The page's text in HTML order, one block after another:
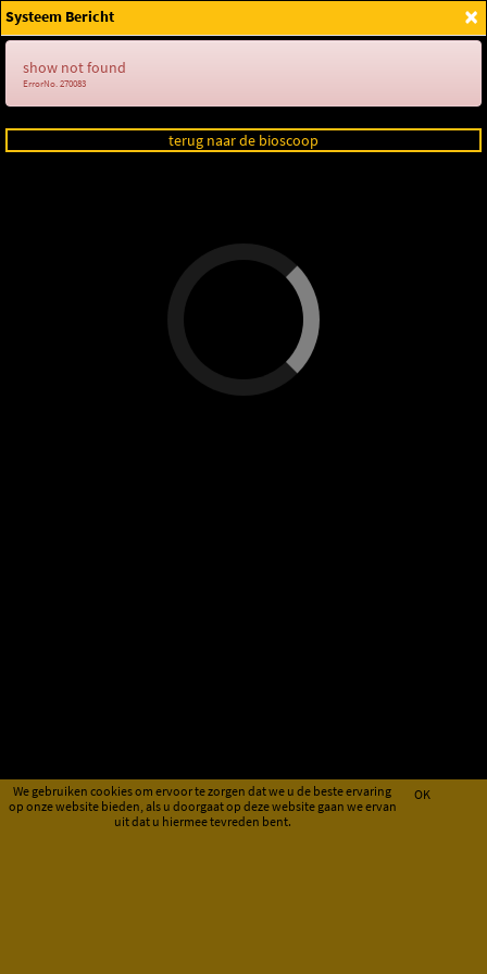
Login
We gebruiken cookies om ervoor te zorgen dat we u de beste ervaring
op onze website bieden, als u doorgaat op deze website gaan we ervan
uit dat u hiermee tevreden bent.
OK
×
Systeem Bericht
show not found
ErrorNo. 270083
terug naar de bioscoop